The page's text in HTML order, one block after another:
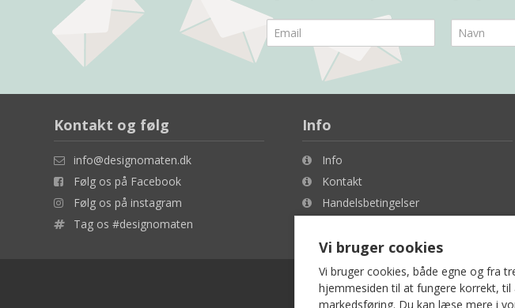
Kontakt og følg
info@designomaten.dk
Følg os på Facebook
Følg os på instagram
Tag os #designomaten
Info
Info
Kontakt
Handelsbetingelser
Vi bruger cookies
Vi bruger cookies, både egne og fra
hjemmesiden til at fungere korrekt,
markedsføring. Du kan læse mere i